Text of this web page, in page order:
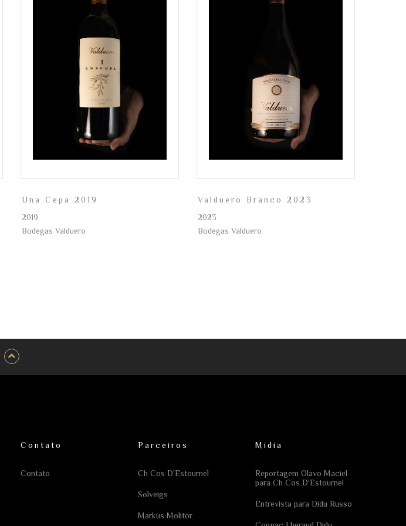
Una Cepa 2019
2019
Bodegas Valduero
Valduero Branco 2023
2023
Bodegas Valduero
Contato
Contato
Parceiros
Ch Cos D'Estournel
Solveigs
Markus Molitor
Mídia
Reportagem Olavo Maciel
para Ch Cos D'Estournel
Entrevista para Didu Russo